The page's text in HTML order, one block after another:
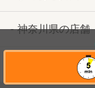
神奈川県の店舗
埼玉県の店舗